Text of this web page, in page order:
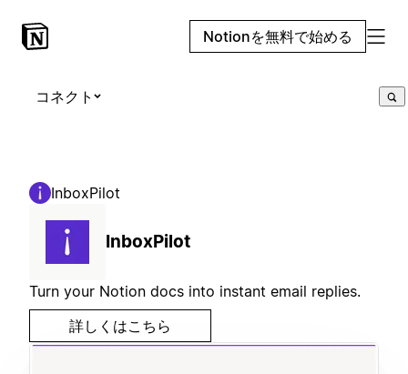
Notionを無料で始める
コネクト
InboxPilot
InboxPilot
Turn your Notion docs into instant email replies.
詳しくはこちら